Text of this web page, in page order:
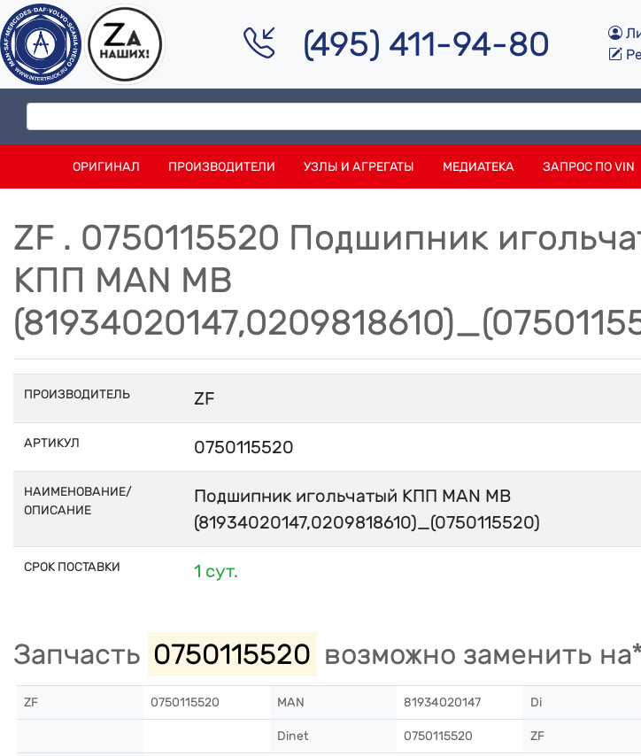
(495) 411-94-80
ОРИГИНАЛ ПРОИЗВОДИТЕЛИ УЗЛЫ И АГРЕГАТЫ МЕДИАТЕКА ЗАПРОС ПО VIN
ZF . 0750115520 Подшипник
КПП MAN MB
ПРОИЗВОДИТЕЛЬ ZF
АРТИКУЛ 0750115520
НАИМЕНОВАНИЕ/
ОПИСАНИЕ
Подшипник игольчатый КПП MAN MB
(81934020147,0209818610)_(0750115520)
СРОК ПОСТАВКИ 1 сут.
Запчасть 0750115520 возможно заменить
ZF 0750115520 MAN 81934020147 Di
Dinet 0750115520 ZF